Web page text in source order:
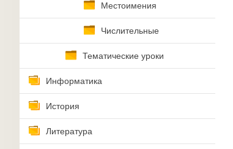
Местоимения
Числительные
Тематические уроки
Информатика
История
Литература